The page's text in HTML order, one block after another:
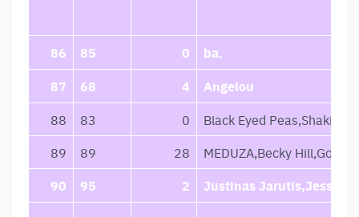
86 85 0
ba.
87
68 4 Angelou
88 83 0
Black Eyed Peas,Shakira
89
89 28 MEDUZA,Becky
90 95 2 Justinas Jarutis,Jessica